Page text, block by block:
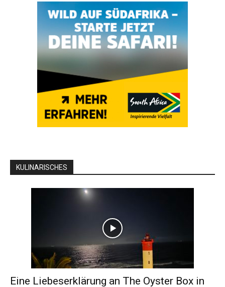
KULINARISCHES
Eine Liebeserklärung an The Oyster Box in